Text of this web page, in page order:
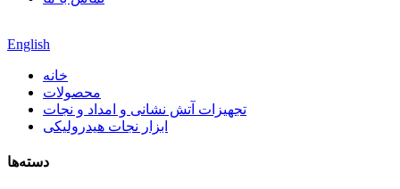
English
خانه
محصولات
تجهیزات آتش نشانی و امداد و نجات
ابزار نجات هیدرولیکی
دسته‌ها